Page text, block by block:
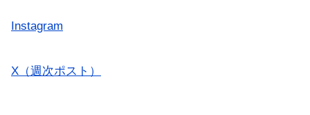
Instagram
X（週次ポスト）